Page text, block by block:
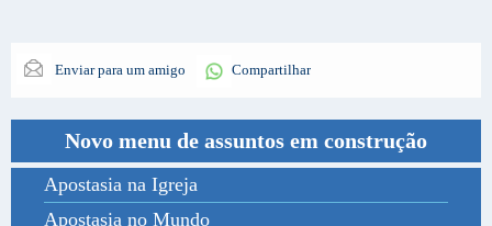
Enviar para um amigo Compartilhar
Novo menu de assuntos em construção
Apostasia na Igreja
Apostasia no Mundo